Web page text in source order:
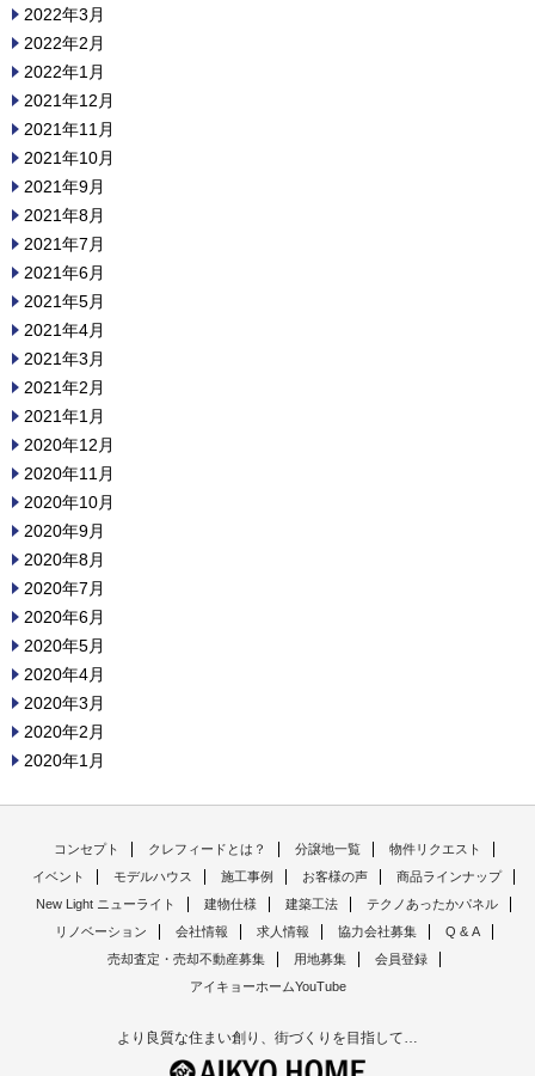
2022年3月
2022年2月
2022年1月
2021年12月
2021年11月
2021年10月
2021年9月
2021年8月
2021年7月
2021年6月
2021年5月
2021年4月
2021年3月
2021年2月
2021年1月
2020年12月
2020年11月
2020年10月
2020年9月
2020年8月
2020年7月
2020年6月
2020年5月
2020年4月
2020年3月
2020年2月
2020年1月
コンセプト クレフィードとは？ 分譲地一覧
物件リクエスト
イベント
モデルハウス 施工事例 お客様の声
商品ラインナップ
New Light ニューライト
建物仕様 建築工法
テクノあったかパネル
リノベーション
会社情報 求人情報 協力会社募集
Q & A
売却査定・売却不動産募集
用地募集
会員登録
アイキョーホームYouTube
より良質な住まい創り、街づくりを目指して…